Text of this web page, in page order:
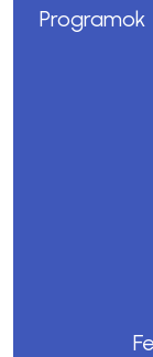
Programok